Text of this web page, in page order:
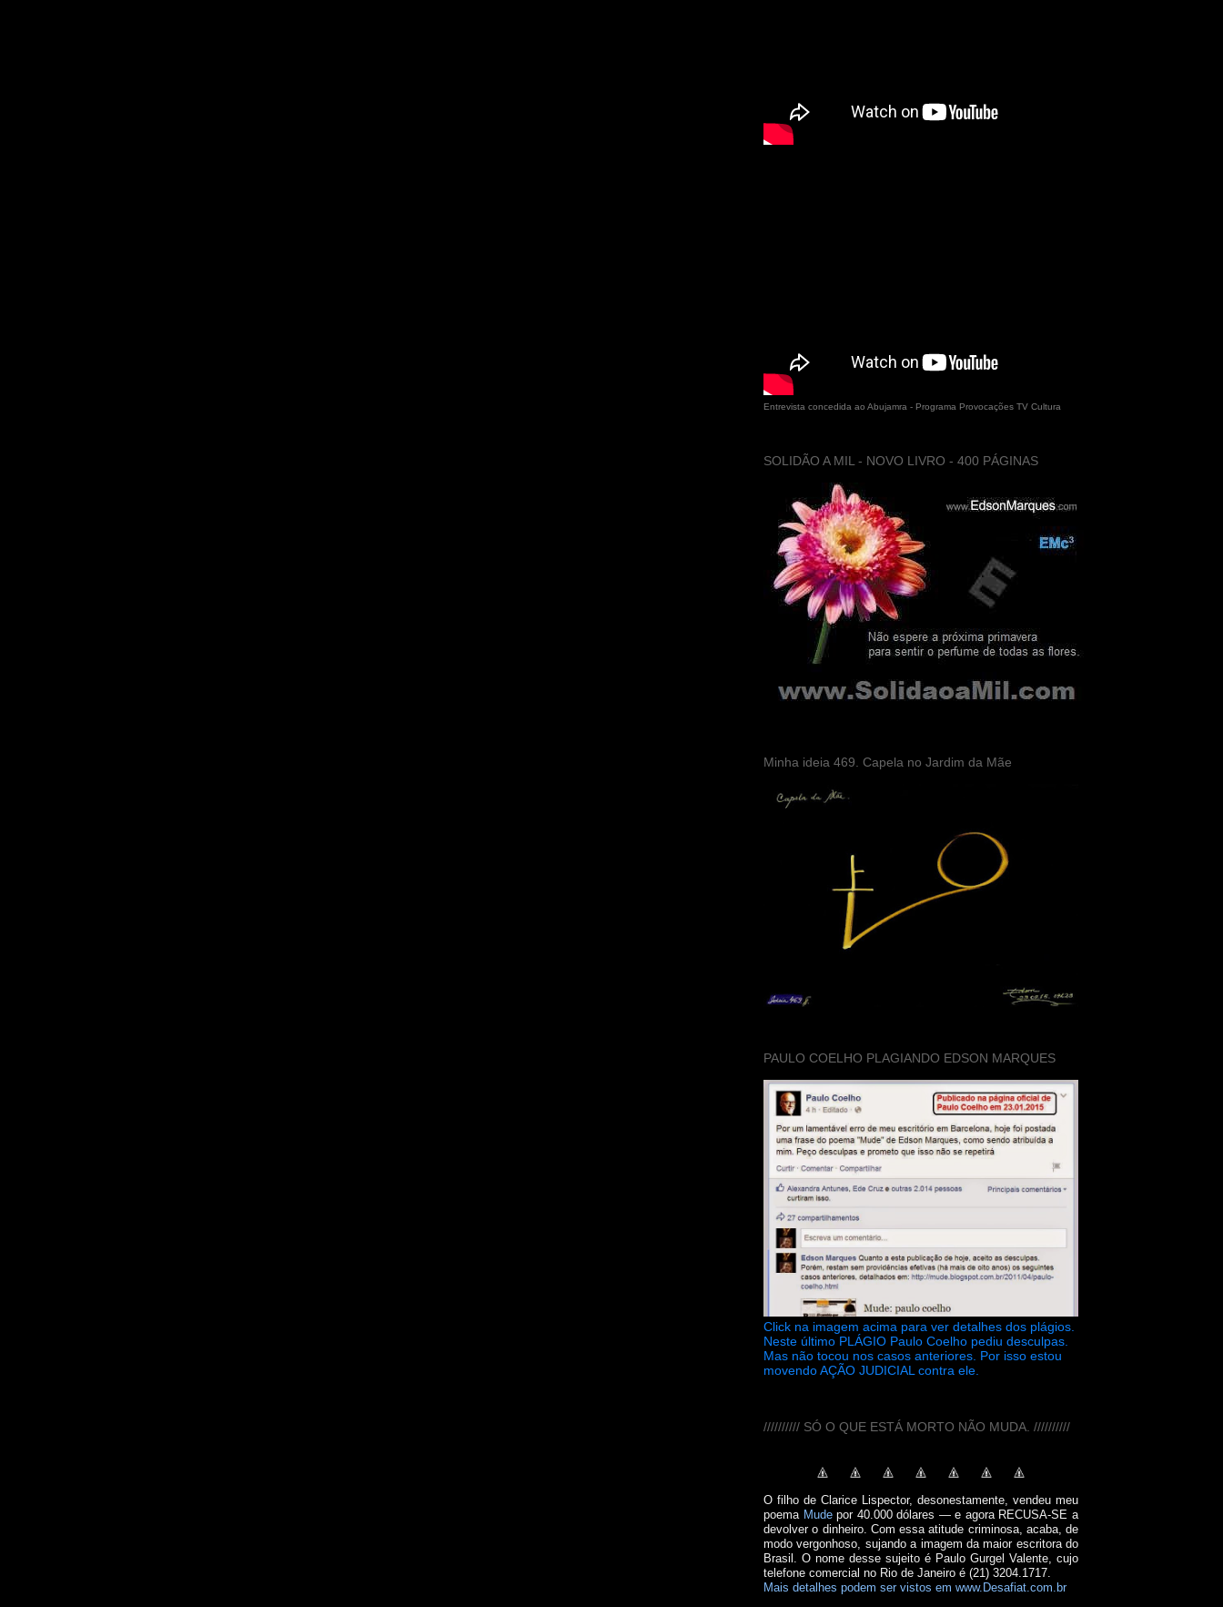
Entrevista concedida ao Abujamra - Programa Provocações TV Cultura
SOLIDÃO A MIL - NOVO LIVRO - 400 PÁGINAS
Minha ideia 469. Capela no Jardim da Mãe
PAULO COELHO PLAGIANDO EDSON MARQUES
Click na imagem acima para ver detalhes dos plágios.
Neste último PLÁGIO Paulo Coelho pediu desculpas.
Mas não tocou nos casos anteriores. Por isso estou
movendo AÇÃO JUDICIAL contra ele.
////////// SÓ O QUE ESTÁ MORTO NÃO MUDA. //////////
O filho de Clarice Lispector, desonestamente, vendeu meu
poema Mudepor 40.000 dólares — e agora RECUSA-SE a
devolver o dinheiro. Com essa atitude criminosa, acaba, de
modo vergonhoso, sujando a imagem da maior escritora do
Brasil. O nome desse sujeito é Paulo Gurgel Valente, cujo
telefone comercial no Rio de Janeiro é (21) 3204.1717.
Mais detalhes podem ser vistos em www.Desafiat.com.br